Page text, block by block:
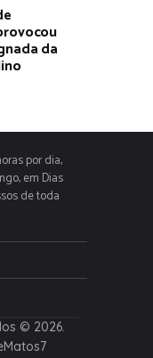
da
por dia,
em Dias
de toda
© 2026.